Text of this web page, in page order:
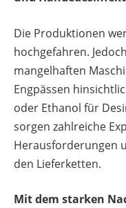
Die Produktionen
hochgefahren.
mangelhaften
Engpässen
oder Ethanol für
sorgen zahlreiche
Herausforderungen
den Lieferketten.
Mit dem starken